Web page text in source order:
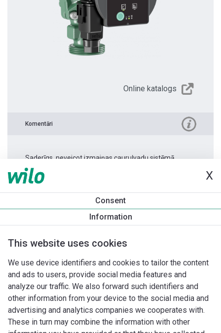
X
Consent
Information
This website uses cookies
We use device identifiers and cookies to tailor the content
and ads to users, provide social media features and
analyze our traffic. We also forward such identifiers and
other information from your device to the social media and
advertising and analytics companies we cooperates with.
These in turn may combine the information with other
Online katalogs
Komentāri
Saderīgs, neveicot izmaiņas cauruļvadu sistēmā.
Produkta informācija